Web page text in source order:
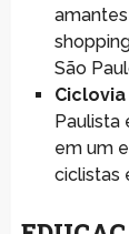
São
Paulista
em um
ciclistas